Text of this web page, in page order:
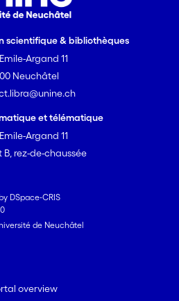
même de ses phases
de hiérarchisation
complexification sociales.
d’ensembles funéraires
des moyens les plus
et objectifs du travail
principale du
de Kerma (Nord du
a déjà fait l’objet
scientifique & bibliothèques
Argand 11
Neuchâtel
et télématique
Argand 11
B, rez-de-chaussée
DSpace-CRIS
de Neuchâtel
overview